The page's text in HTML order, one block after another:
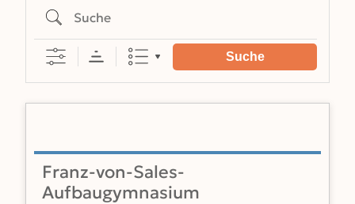
Suche
Suche
Franz-von-Sales-
Aufbaugymnasium